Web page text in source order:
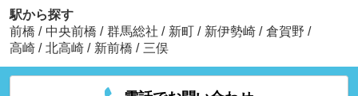
駅から探す
前橋 / 中央前橋 / 群馬総社 / 新町 / 新伊勢崎 / 倉賀野 /
高崎 / 北高崎 / 新前橋 / 三俣